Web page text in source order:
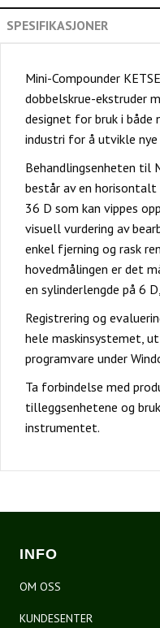
SPESIFIKASJONER
Mini-Compounder
dobbelskrue-ekstruder
designet for bruk i
industri for å utvikle nye
Behandlingsenheten til
består av en horisontalt
36 D som kan vippes
visuell vurdering av
enkel fjerning og rask
hovedmålingen er det
en sylinderlengde på 6
Registrering og
hele maskinsystemet,
programvare under
Ta forbindelse med
tilleggsenhetene og
instrumentet.
INFO
OM OSS
KUNDESENTER